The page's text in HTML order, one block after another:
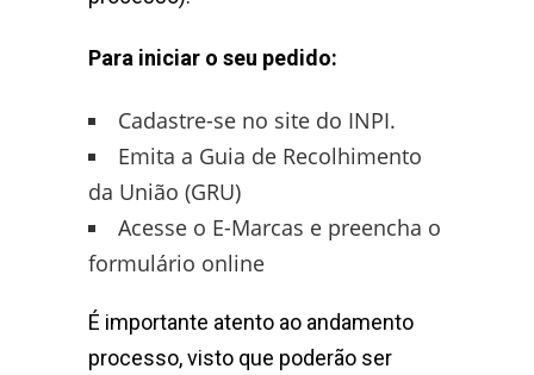
Para iniciar o seu pedido:
Cadastre-se no site do INPI.
Emita a Guia de Recolhimento
da União (GRU)
Acesse o E-Marcas e preencha o
formulário online
É importante atento ao andamento
processo, visto que poderão ser